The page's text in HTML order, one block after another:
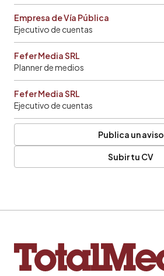
Empresa de Vía Pública
Ejecutivo de cuentas
Fefer Media SRL
Planner de medios
Fefer Media SRL
Ejecutivo de cuentas
Publica un aviso
Subir tu CV